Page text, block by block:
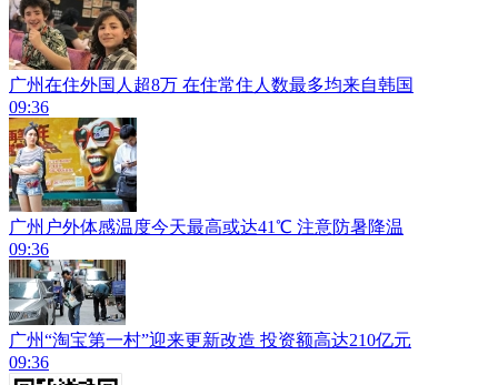
广州在住外国人超8万 在住常住人数最多均来自韩国
09:36
广州户外体感温度今天最高或达41℃ 注意防暑降温
09:36
广州“淘宝第一村”迎来更新改造 投资额高达210亿元
09:36